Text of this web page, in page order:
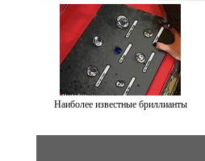
Наиболее известные бриллианты